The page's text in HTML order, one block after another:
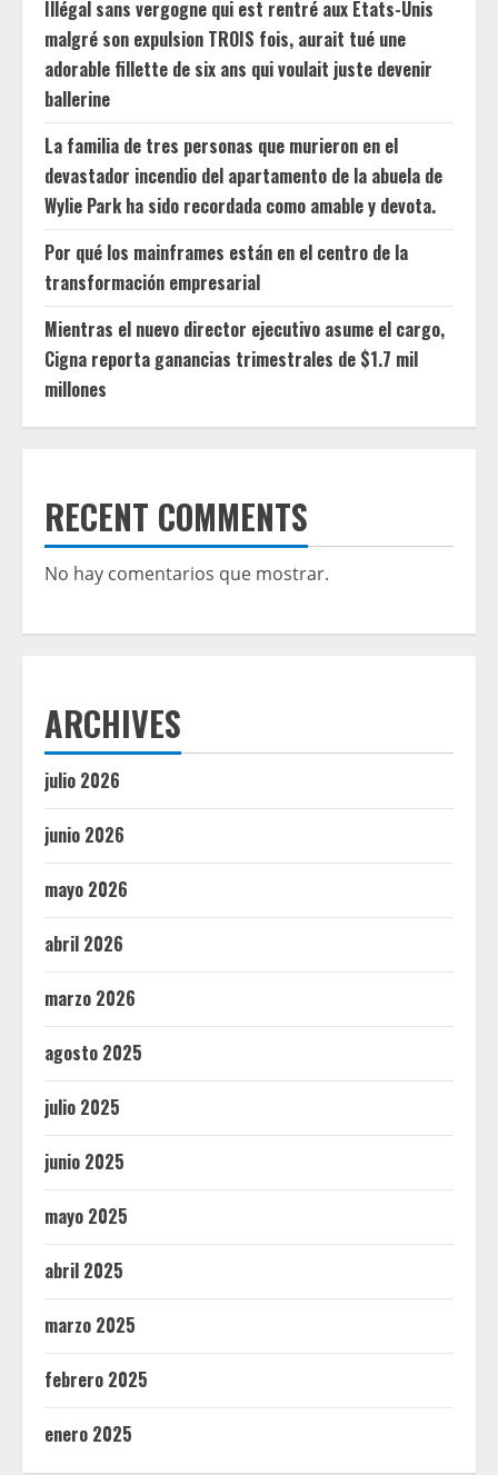
Illégal sans vergogne qui est rentré aux États-Unis
malgré son expulsion TROIS fois, aurait tué une
adorable fillette de six ans qui voulait juste devenir
ballerine
La familia de tres personas que murieron en el
devastador incendio del apartamento de la abuela de
Wylie Park ha sido recordada como amable y devota.
Por qué los mainframes están en el centro de la
transformación empresarial
Mientras el nuevo director ejecutivo asume el cargo,
Cigna reporta ganancias trimestrales de $1.7 mil
millones
RECENT COMMENTS
No hay comentarios que mostrar.
ARCHIVES
julio 2026
junio 2026
mayo 2026
abril 2026
marzo 2026
agosto 2025
julio 2025
junio 2025
mayo 2025
abril 2025
marzo 2025
febrero 2025
enero 2025